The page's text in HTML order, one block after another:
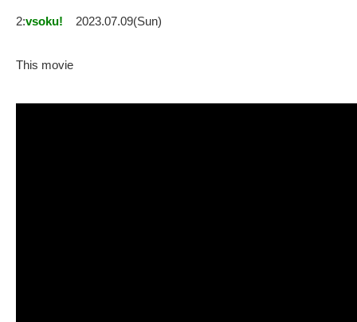
2:vsoku! 2023.07.09(Sun)
This movie